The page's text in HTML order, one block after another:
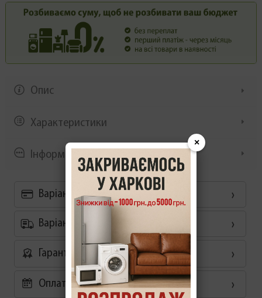
Опис
Характеристики
Інформація/демонстрація
Варіанти оплати
Варіанти доставки
Гарантія
Оплата частинами 0%
×